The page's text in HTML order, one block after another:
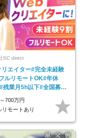
SC direct
リエイター#完全未経験
ルリモートOK#年休
残業月5h以下#全国募集
年の研修
700万円
リモートあり